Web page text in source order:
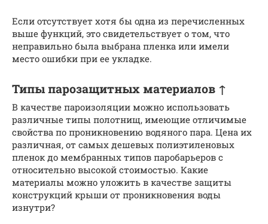
Если отсутствует хотя бы одна из перечисленных
выше функций, это свидетельствует о том, что
неправильно была выбрана пленка или имели
место ошибки при ее укладке.
Типы парозащитных материалов ↑
В качестве пароизоляции можно использовать
различные типы полотнищ, имеющие отличимые
свойства по проникновению водяного пара. Цена их
различная, от самых дешевых полиэтиленовых
пленок до мембранных типов паробарьеров с
относительно высокой стоимостью. Какие
материалы можно уложить в качестве защиты
конструкций крыши от проникновения воды
изнутри?